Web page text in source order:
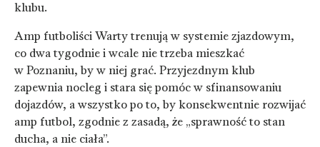
klubu.
Amp futboliści Warty trenują w systemie zjazdowym,
co dwa tygodnie i wcale nie trzeba mieszkać
w Poznaniu, by w niej grać. Przyjezdnym klub
zapewnia nocleg i stara się pomóc w sfinansowaniu
dojazdów, a wszystko po to, by konsekwentnie rozwijać
amp futbol, zgodnie z zasadą, że „sprawność to stan
ducha, a nie ciała”.